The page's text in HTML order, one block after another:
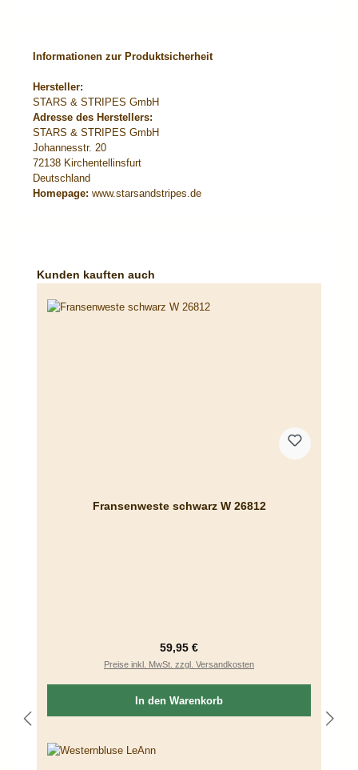
Informationen zur Produktsicherheit
Hersteller:
STARS & STRIPES GmbH
Adresse des Herstellers:
STARS & STRIPES GmbH
Johannesstr. 20
72138 Kirchentellinsfurt
Deutschland
Homepage: www.starsandstripes.de
Produktgalerie überspringen
Kunden kauften auch
Fransenweste schwarz W 26812
Regulärer Preis:
59,95 €
Preise inkl. MwSt. zzgl. Versandkosten
In den Warenkorb